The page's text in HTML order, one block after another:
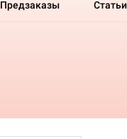
Предзаказы Статьи